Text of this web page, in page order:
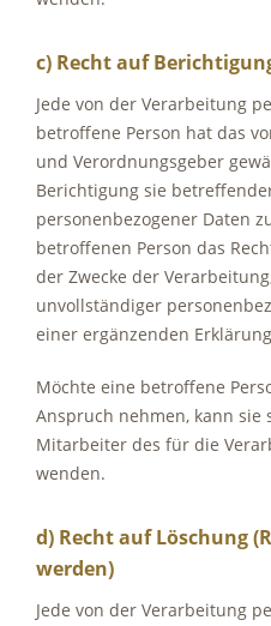
c) Recht auf
Jede von der Verarbeitung
betroffene Person hat das
und Verordnungsgeber
Berichtigung sie
personenbezogener Daten
betroffenen Person das
der Zwecke der
unvollständiger
einer ergänzenden
Möchte eine betroffene
Anspruch nehmen, kann
Mitarbeiter des für die
wenden.
d) Recht auf Löschung
werden)
Jede von der Verarbeitung